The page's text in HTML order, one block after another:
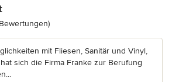
4.8 von 5 Sternen
mit Fliesen, Sanitär und Vinyl,
sich die Firma Franke zur Berufung